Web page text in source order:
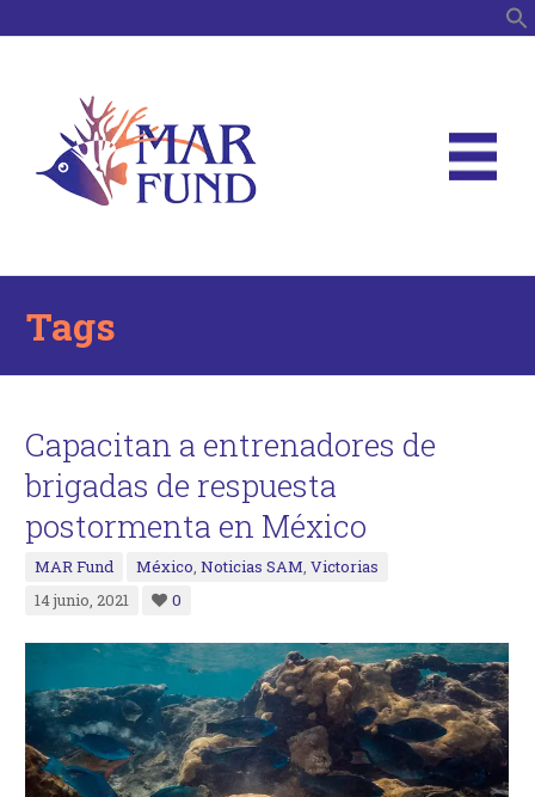
Tags
Capacitan a entrenadores de
brigadas de respuesta
postormenta en México
MAR Fund México,Noticias SAM,Victorias
14 junio, 2021
0